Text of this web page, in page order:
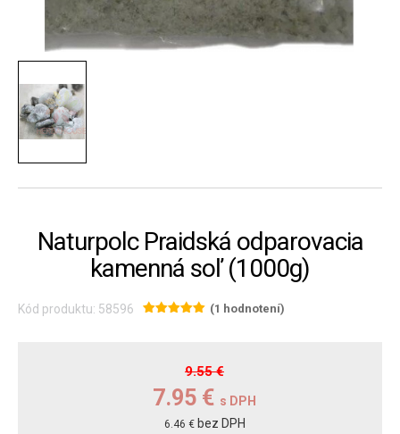
Naturpolc Praidská odparovacia
kamenná soľ (1000g)
Kód produktu: 58596 (1 hodnotení)
9.55 €
7.95 € s DPH
6.46 € bez DPH